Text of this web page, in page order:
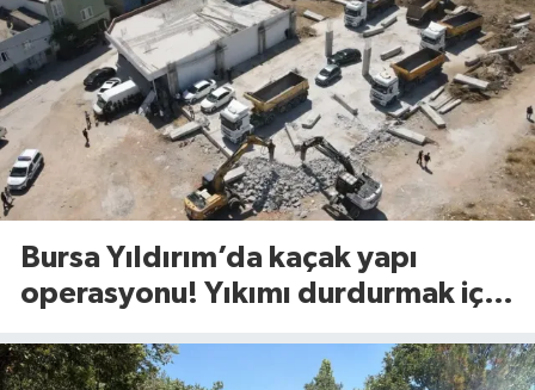
Bursa Yıldırım’da kaçak yapı
operasyonu! Yıkımı durdurmak için